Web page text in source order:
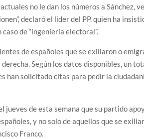
no le dan los números a Sánchez,
declaró el líder del PP, quien ha
de “ingeniería electoral”.
de españoles que se exiliaron o
Según los datos disponibles, un
han solicitado citas para pedir la
jueves de esta semana que su partido
y no solo de aquellos que se
Franco.